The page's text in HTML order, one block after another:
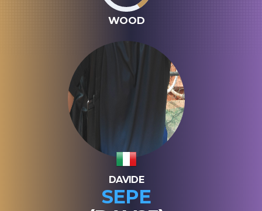
WOOD
DAVIDE
SEPE